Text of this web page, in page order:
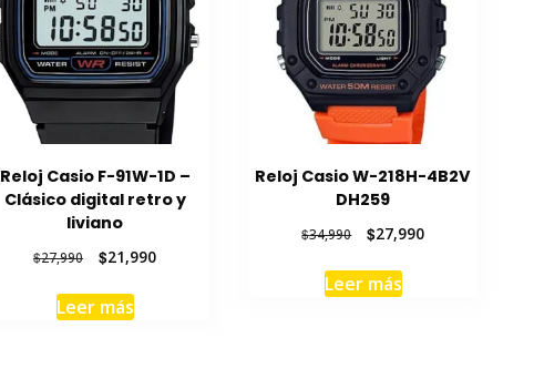
Reloj Casio F-91W-1D –
Clásico digital retro y
liviano
$27,990
El
original
era:
$21,990El
Leer más
Reloj Casio W-218H-4B2V
DH259
$34,990
El
original
era:
$27,990El
Leer más